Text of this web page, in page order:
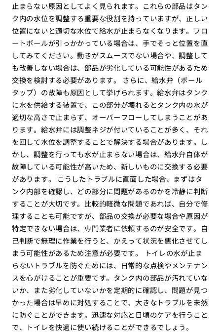
止まらない原因としてよく見られます。これらの部品はタン
ク内の水位を調整する重要な役割を持っていますが、正しい
位置にないと適切な水位で給水が止まらなくなります。フロ
ートボールが引っかかっている場合は、手でそっと位置を直
してみてください。動きがスムーズでない場合や、調整して
も改善しない場合は、部品が劣化している可能性があるため
交換を検討する必要があります。 さらに、給水弁（ボール
タップ）の故障も原因として挙げられます。給水弁はタンク
に水を供給する装置で、この部分が壊れるとタンク内の水が
適切な高さで止まらず、オーバーフローしてしまうことがあ
ります。給水弁には調整ネジが付いていることが多く、それ
を回して水位を調整することで解決する場合があります。し
かし、調整を行っても水が止まらない場合は、給水弁自体が
故障している可能性が高いため、新しいものに交換する必要
があります。 こうしたトラブルに直面した場合、まずはタ
ンク内部を確認し、どの部分に問題があるのかを冷静に判断
することが大切です。比較的軽微な問題であれば、自分で修
理することも可能ですが、部品の交換が必要な場合や原因が
特定できない場合は、専門業者に依頼するのが安全です。自
己判断で無理に作業を行うと、かえって状況を悪化させてし
まう可能性があるため注意が必要です。 トイレの水が止ま
らないトラブルを防ぐためには、日常的な点検やメンテナン
スを心がけることが重要です。タンク内の部品が汚れていな
いか、また劣化していないかを定期的に確認し、問題が見つ
かった場合は早めに対処することで、大きなトラブルを未然
に防ぐことができます。迅速な対応と日頃のケアを行うこと
で、トイレを快適に使い続けることができるでしょう。